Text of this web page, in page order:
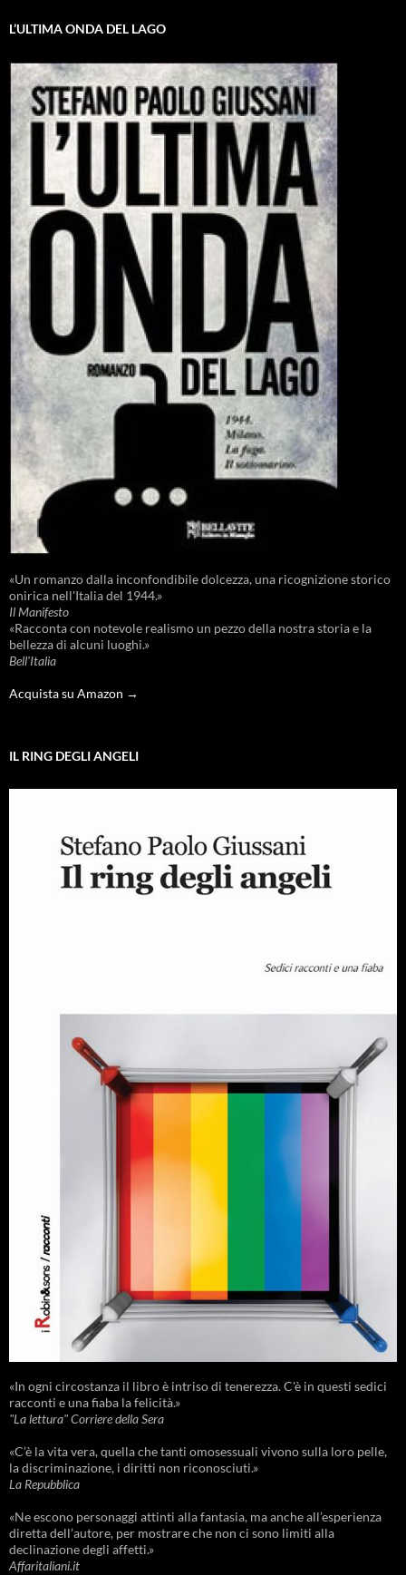
L’ULTIMA ONDA DEL LAGO
«Un romanzo dalla inconfondibile dolcezza, una ricognizione storico
onirica nell'Italia del 1944.»
Il Manifesto
«Racconta con notevole realismo un pezzo della nostra storia e la
bellezza di alcuni luoghi.»
Bell'Italia
Acquista su Amazon →
IL RING DEGLI ANGELI
«In ogni circostanza il libro è intriso di tenerezza. C'è in questi sedici
racconti e una fiaba la felicità.»
"La lettura" Corriere della Sera
«C’è la vita vera, quella che tanti omosessuali vivono sulla loro pelle,
la discriminazione, i diritti non riconosciuti.»
La Repubblica
«Ne escono personaggi attinti alla fantasia, ma anche all’esperienza
diretta dell’autore, per mostrare che non ci sono limiti alla
declinazione degli affetti.»
Affaritaliani.it